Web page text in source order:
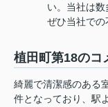
い。当社は数
ぜひ当社での
植田町第18のコ
綺麗で清潔感のある
件となっており、駅